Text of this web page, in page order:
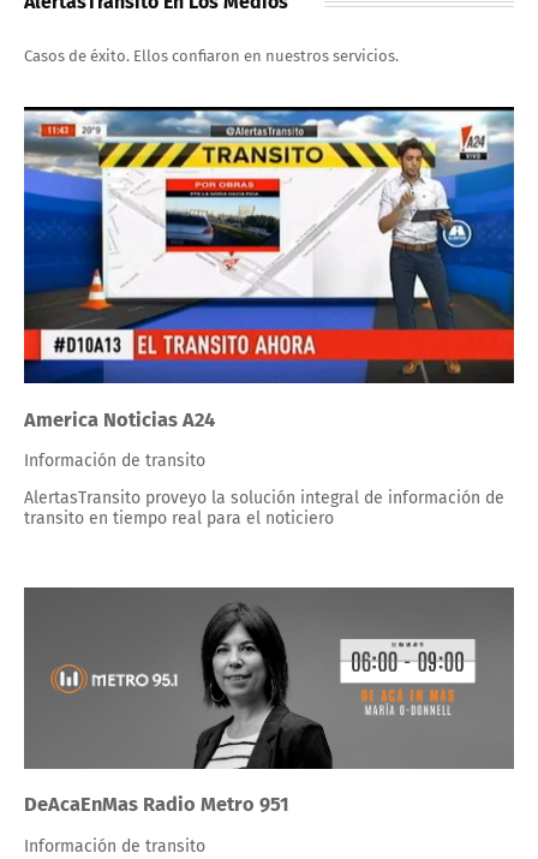
Casos de éxito. Ellos confiaron en nuestros servicios.
America Noticias A24
Información de transito
AlertasTransito proveyo la solución integral de información de
transito en tiempo real para el noticiero
DeAcaEnMas Radio Metro 951
Información de transito